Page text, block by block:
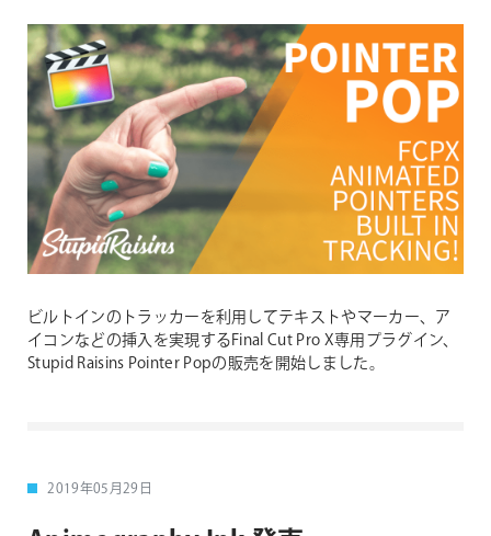
ビルトインのトラッカーを利用してテキストやマーカー、ア
イコンなどの挿入を実現するFinal Cut Pro X専用プラグイン、
Stupid Raisins Pointer Popの販売を開始しました。
2019年05月29日